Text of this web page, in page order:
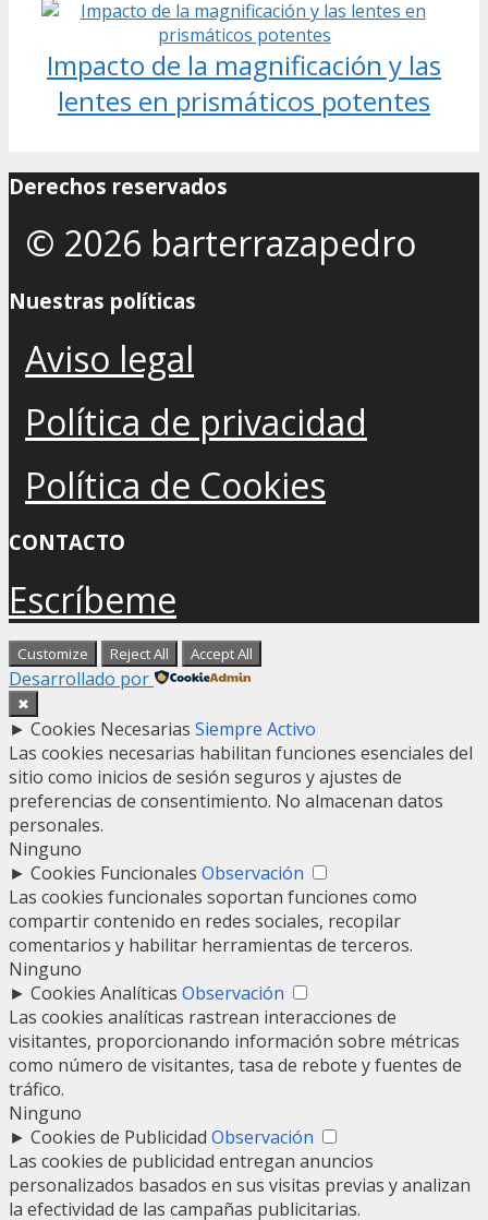
Impacto de la magnificación y las
lentes en prismáticos potentes
Derechos reservados
© 2026 barterrazapedro
Nuestras políticas
Aviso legal
Política de privacidad
Política de Cookies
CONTACTO
Escríbeme
Customize Reject All Accept All
Desarrollado por
✖
► Cookies Necesarias Siempre Activo
Las cookies necesarias habilitan funciones esenciales del
sitio como inicios de sesión seguros y ajustes de
preferencias de consentimiento. No almacenan datos
personales.
Ninguno
► Cookies Funcionales Observación
Las cookies funcionales soportan funciones como
compartir contenido en redes sociales, recopilar
comentarios y habilitar herramientas de terceros.
Ninguno
► Cookies Analíticas Observación
Las cookies analíticas rastrean interacciones de
visitantes, proporcionando información sobre métricas
como número de visitantes, tasa de rebote y fuentes de
tráfico.
Ninguno
► Cookies de Publicidad Observación
Las cookies de publicidad entregan anuncios
personalizados basados en sus visitas previas y analizan
la efectividad de las campañas publicitarias.